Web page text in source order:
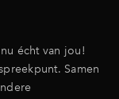
écht van jou!
Samen